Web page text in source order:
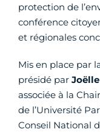
protection de
conférence
et régionales
Mis en place par
présidé par
associée à la
de l’Université
Conseil National